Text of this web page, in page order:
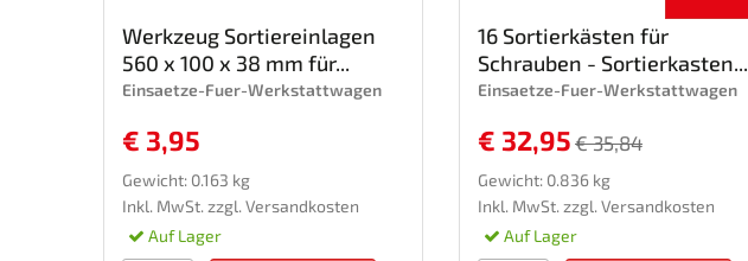
Werkzeug Sortiereinlagen
560 x 100 x 38 mm für...
Einsaetze-Fuer-Werkstattwagen
€ 3,95
Gewicht: 0.163 kg
Inkl. MwSt. zzgl. Versandkosten
Auf Lager
16 Sortierkästen für
Schrauben - Sortierkasten...
Einsaetze-Fuer-Werkstattwagen
€ 32,95 € 35,84
Gewicht: 0.836 kg
Inkl. MwSt. zzgl. Versandkosten
Auf Lager